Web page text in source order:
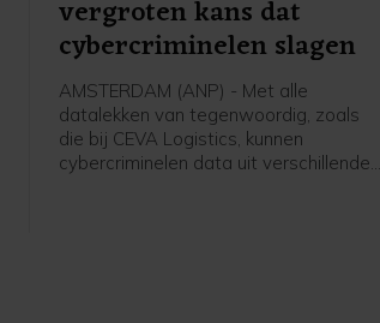
vergroten kans dat
cybercriminelen slagen
AMSTERDAM (ANP) - Met alle
datalekken van tegenwoordig, zoals
die bij CEVA Logistics, kunnen
cybercriminelen data uit verschillende